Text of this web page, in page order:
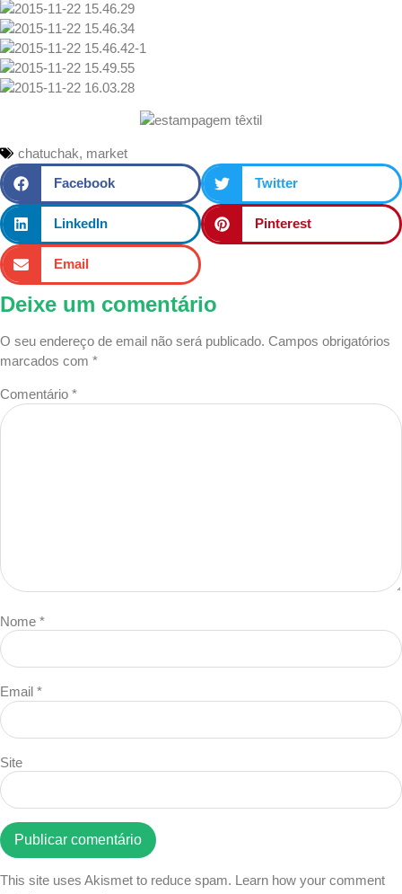
chatuchak, market
Facebook
Twitter
LinkedIn Pinterest
Email
Deixe um comentário
O seu endereço de email não será publicado. Campos obrigatórios
marcados com *
Comentário *
Nome *
Email *
Site
This site uses Akismet to reduce spam. Learn how your comment